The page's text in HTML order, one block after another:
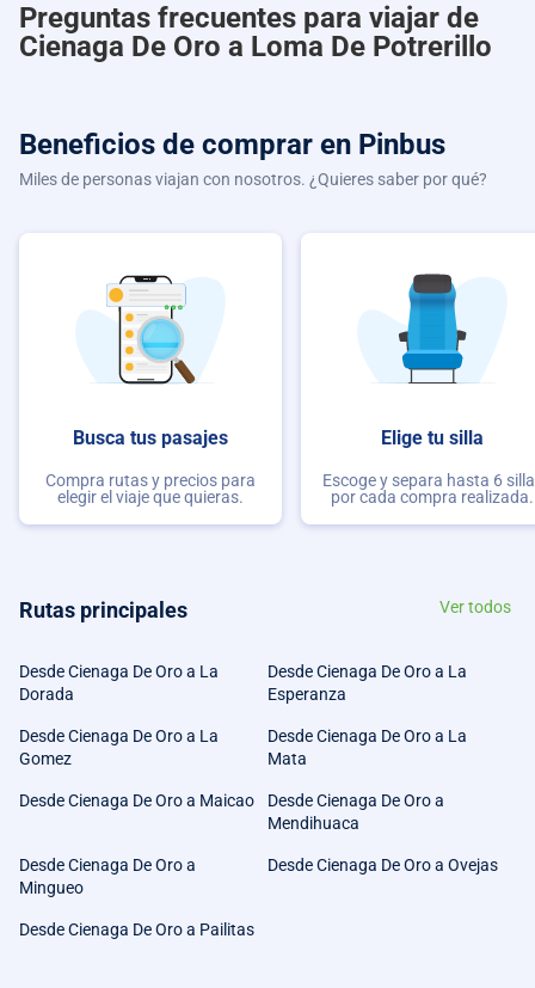
Preguntas frecuentes para viajar de
Cienaga De Oro a Loma De Potrerillo
Beneficios de comprar en Pinbus
Miles de personas viajan con nosotros. ¿Quieres saber por qué?
Busca tus pasajes
Compra rutas y precios para
elegir el viaje que quieras.
Elige tu silla
Escoge y separa hasta 6
por cada compra realizada.
Rutas principales Ver todos
Desde Cienaga De Oro a La
Dorada
Desde Cienaga De Oro a La
Esperanza
Desde Cienaga De Oro a La
Gomez
Desde Cienaga De Oro a La
Mata
Desde Cienaga De Oro a Maicao
Desde Cienaga De Oro a
Mendihuaca
Desde Cienaga De Oro a
Mingueo
Desde Cienaga De Oro a Ovejas
Desde Cienaga De Oro a Pailitas